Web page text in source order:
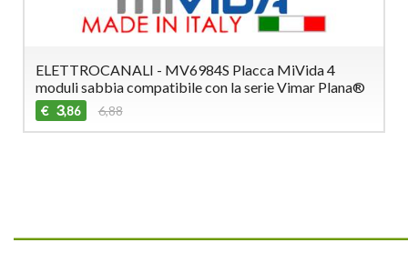
ELETTROCANALI - MV6984S Placca MiVida 4
moduli sabbia compatibile con la serie Vimar Plana®
€ 3,86 6,88